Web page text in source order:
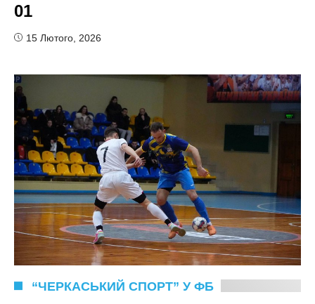
01
15 Лютого, 2026
“ЧЕРКАСЬКИЙ СПОРТ” У ФБ